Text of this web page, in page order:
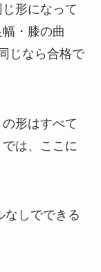
形になって
・膝の曲
じなら合格で
形はすべて
は、ここに
なしでできる